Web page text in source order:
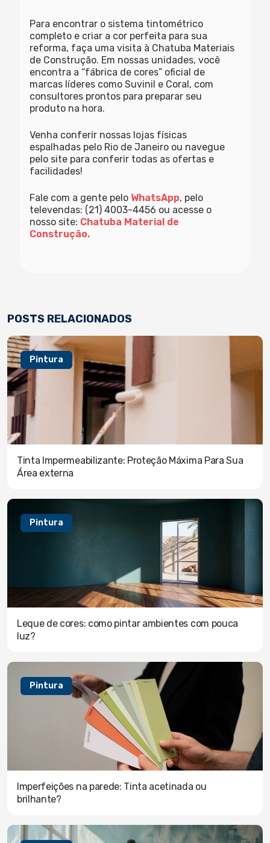
Para encontrar o sistema tintométrico
completo e criar a cor perfeita para sua
reforma, faça uma visita à Chatuba Materiais
de Construção. Em nossas unidades, você
encontra a “fábrica de cores” oficial de
marcas líderes como Suvinil e Coral, com
consultores prontos para preparar seu
produto na hora.
Venha conferir nossas lojas físicas
espalhadas pelo Rio de Janeiro ou navegue
pelo site para conferir todas as ofertas e
facilidades!
Fale com a gente pelo WhatsApp, pelo
televendas: (21) 4003-4456 ou acesse o
nosso site: Chatuba Material de
Construção.
POSTS RELACIONADOS
Pintura
Tinta Impermeabilizante: Proteção Máxima Para Sua
Área externa
Pintura
Leque de cores: como pintar ambientes com pouca
luz?
Pintura
Imperfeições na parede: Tinta acetinada ou
brilhante?